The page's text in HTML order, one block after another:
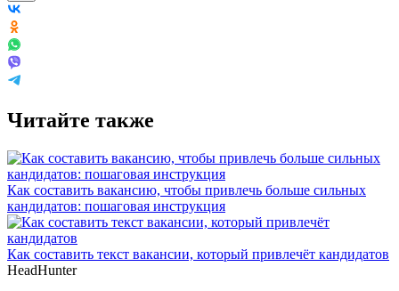
Читайте также
Как составить вакансию, чтобы привлечь больше сильных
кандидатов: пошаговая инструкция
Как составить текст вакансии, который привлечёт кандидатов
HeadHunter